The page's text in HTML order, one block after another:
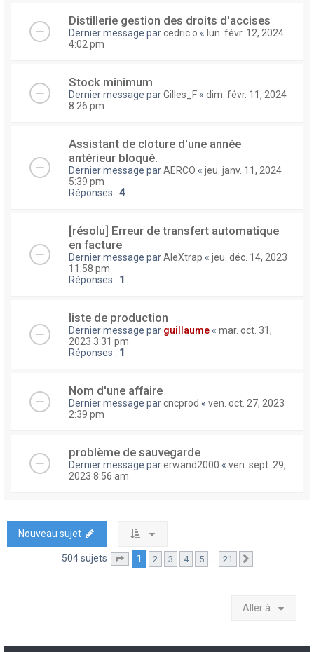
Distillerie gestion des droits d'accises
Dernier message parcedric.o « lun. févr. 12, 2024
4:02 pm
Stock minimum
Dernier message parGilles_F « dim. févr. 11, 2024
8:26 pm
Assistant de cloture d'une année
antérieur bloqué.
Dernier message parAERCO « jeu. janv. 11, 2024
5:39 pm
Réponses : 4
[résolu] Erreur de transfert automatique
en facture
Dernier message parAleXtrap « jeu. déc. 14, 2023
11:58 pm
Réponses : 1
liste de production
Dernier message par guillaume « mar. oct. 31,
2023 3:31 pm
Réponses : 1
Nom d'une affaire
Dernier message parcncprod « ven. oct. 27, 2023
2:39 pm
problème de sauvegarde
Dernier message parerwand2000 « ven. sept. 29,
2023 8:56 am
Nouveau sujet
504 sujets Page sur21
1 2 3 4 5 … 21
Aller à